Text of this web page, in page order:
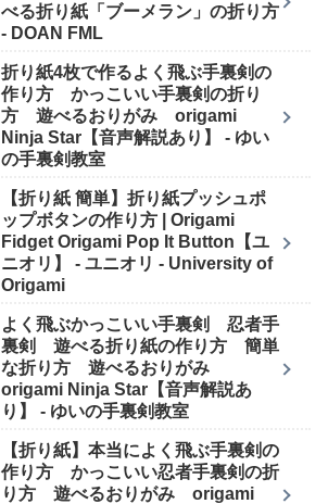
べる折り紙「ブーメラン」の折り方
- DOAN FML
折り紙4枚で作るよく飛ぶ手裏剣の
作り方 かっこいい手裏剣の折り
方 遊べるおりがみ origami
Ninja Star【音声解説あり】 - ゆい
の手裏剣教室
【折り紙 簡単】折り紙プッシュポ
ップボタンの作り方 | Origami
Fidget Origami Pop It Button【ユ
ニオリ】 - ユニオリ - University of
Origami
よく飛ぶかっこいい手裏剣 忍者手
裏剣 遊べる折り紙の作り方 簡単
な折り方 遊べるおりがみ
origami Ninja Star【音声解説あ
り】 - ゆいの手裏剣教室
【折り紙】本当によく飛ぶ手裏剣の
作り方 かっこいい忍者手裏剣の折
り方 遊べるおりがみ origami